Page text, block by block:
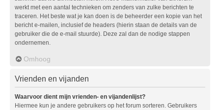
werkt met een aantal technieken om zenders van zulke berichten te
traceren. Het beste wat je kan doen is de beheerder een kopie van het
bericht e-mailen, inclusief de headers (hierin staan de details van de
gebruiker die de e-mail stuurde). Deze zal dan de nodige stappen
ondernemen.
Omhoog
Vrienden en vijanden
Waarvoor dient mijn vrienden- en vijandenlijst?
Hiermee kun je andere gebruikers op het forum sorteren. Gebruikers